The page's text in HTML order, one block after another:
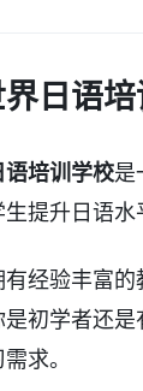
日语
语培训学校是
提升日语水
经验丰富
初学者还是
求。